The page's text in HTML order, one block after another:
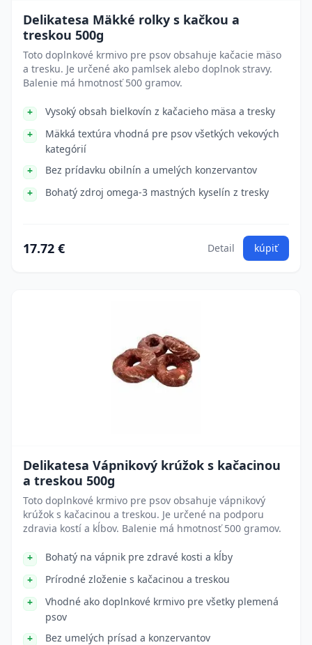
Delikatesa Mäkké rolky s kačkou a
treskou 500g
Toto doplnkové krmivo pre psov obsahuje kačacie mäso
a tresku. Je určené ako pamlsek alebo doplnok stravy.
Balenie má hmotnosť 500 gramov.
Vysoký obsah bielkovín z kačacieho mäsa a tresky
Mäkká textúra vhodná pre psov všetkých vekových
kategórií
Bez prídavku obilnín a umelých konzervantov
Bohatý zdroj omega-3 mastných kyselín z tresky
17.72 € Detail kúpiť
Delikatesa Vápnikový krúžok s kačacinou
a treskou 500g
Toto doplnkové krmivo pre psov obsahuje vápnikový
krúžok s kačacinou a treskou. Je určené na podporu
zdravia kostí a kĺbov. Balenie má hmotnosť 500 gramov.
Bohatý na vápnik pre zdravé kosti a kĺby
Prírodné zloženie s kačacinou a treskou
Vhodné ako doplnkové krmivo pre všetky plemená
psov
Bez umelých prísad a konzervantov